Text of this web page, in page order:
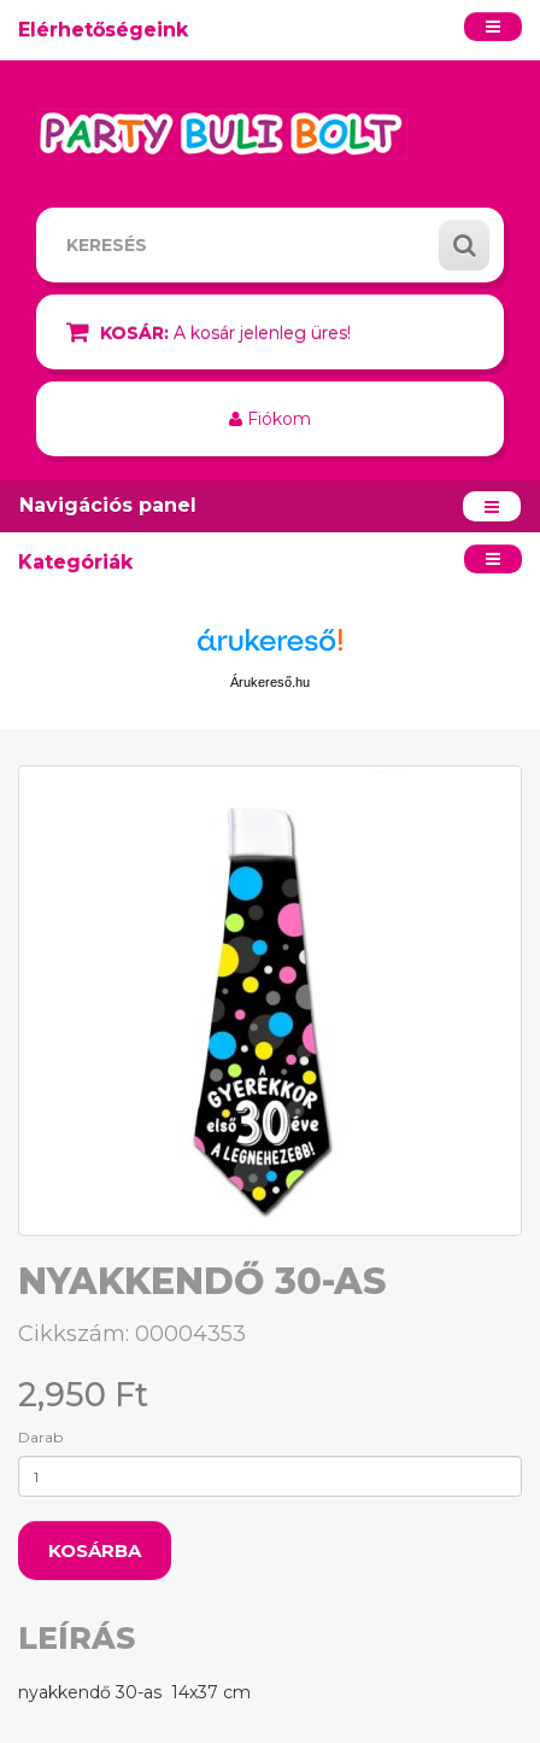
Elérhetőségeink
KOSÁR: A kosár jelenleg üres!
Fiókom
Navigációs panel
Kategóriák
Árukereső.hu
NYAKKENDŐ 30-AS
Cikkszám: 00004353
2,950 Ft
Darab
KOSÁRBA
LEÍRÁS
nyakkendő 30-as 14x37 cm